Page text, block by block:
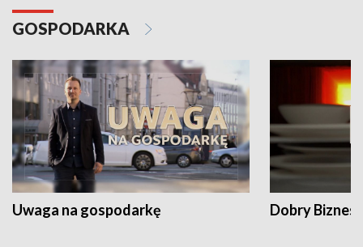
GOSPODARKA
Uwaga na gospodarkę Dobry Biznes